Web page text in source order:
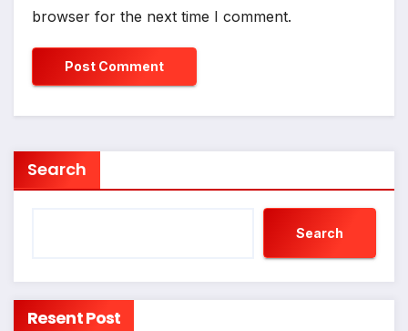
browser for the next time I comment.
Search
Search
Resent Post